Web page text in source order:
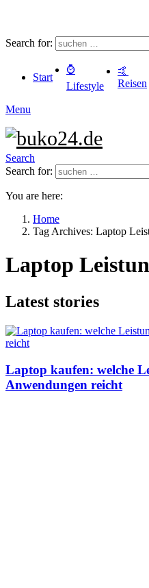
Search for:
Start
⌚️
Lifestyle
🤙
Reisen
Menu
Search
Search for:
You are here:
Home
Tag Archives: Laptop
Laptop
Latest stories
Laptop kaufen: welche
Anwendungen reicht